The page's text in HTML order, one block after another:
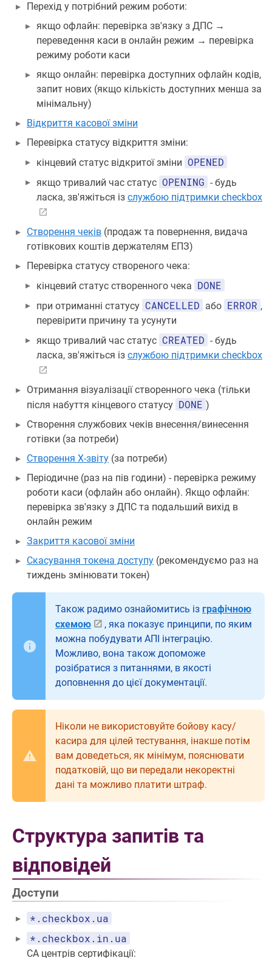
Перехід у потрібний режим роботи:
якщо офлайн: перевірка зв'язку з ДПС →
переведення каси в онлайн режим → перевірка
режиму роботи каси
якщо онлайн: перевірка доступних офлайн кодів,
запит нових (якщо кількість доступних менша за
мінімальну)
Відкриття касової зміни
Перевірка статусу відкриття зміни:
кінцевий статус відкритої зміни OPENED
якщо тривалий час статус OPENING - будь
ласка, зв'яжіться із службою підтримки checkbox
Створення чеків (продаж та повернення, видача
готівкових коштів держателям ЕПЗ)
Перевірка статусу створеного чека:
кінцевий статус створенного чека DONE
при отриманні статусу CANCELLED або ERROR ,
перевірити причину та усунути
якщо тривалий час статус CREATED - будь
ласка, зв'яжіться із службою підтримки checkbox
Отримання візуалізації створенного чека (тільки
після набуття кінцевого статусу DONE )
Створення службових чеків внесення/винесення
готівки (за потреби)
Створення Х-звіту (за потреби)
Періодичне (раз на пів години) - перевірка режиму
роботи каси (офлайн або онлайн). Якщо офлайн:
перевірка зв'язку з ДПС та подальший вихід в
онлайн режим
Закриття касової зміни
Скасування токена доступу (рекомендуємо раз на
тиждень змінювати токен)
Також радимо ознайомитись із графічною
схемою
, яка показує принципи, по яким
можна побудувати АПІ інтеграцію.
Можливо, вона також допоможе
розібратися з питаннями, в якості
доповнення до цієї документації.
Ніколи не використовуйте бойову касу/
касира для цілей тестування, інакше потім
вам доведеться, як мінімум, пояснювати
податковій, що ви передали некоректні
дані та можливо платити штраф.
Структура запитів та
відповідей
Доступи
*.checkbox.ua
*.checkbox.in.ua
CA центрів сертифікації: